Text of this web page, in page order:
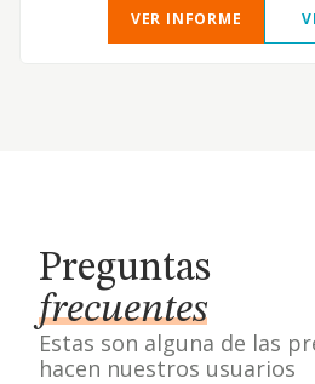
VER INFORME
Preguntas
frecuentes
Estas son alguna de las
hacen nuestros usuarios